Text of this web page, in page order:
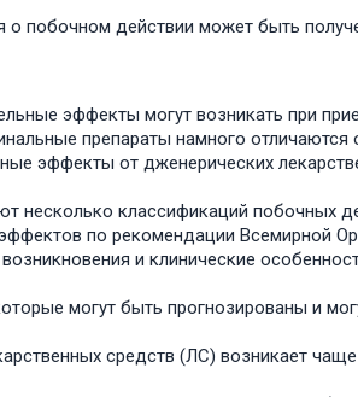
побочном действии может быть
эффекты могут возникать при
препараты намного
эффекты от дженерических
несколько классификаций побочных
по рекомендации Всемирной
и клинические
могут быть прогнозированы и
средств (ЛС) возникает